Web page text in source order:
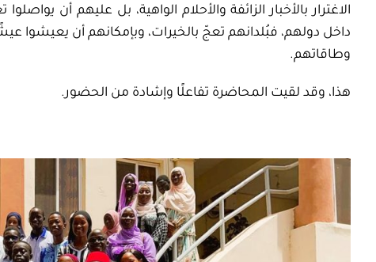
الاغترار بالأخبار الزائفة والأحلام الواهية، بل عليهم أن
داخل دولهم، فبُلدانهم تعجّ بالخيرات، وبإمكانهم أن يعيشوا
وطاقاتهم.
هذا، وقد لقيت المحاضرة تفاعلًا وإشادة من الحضور .